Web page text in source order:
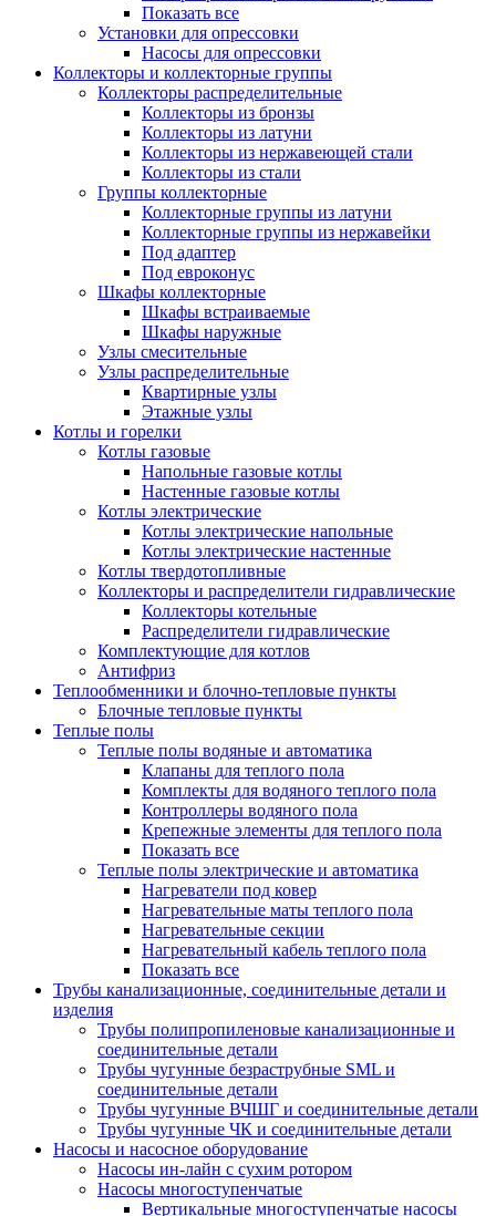
Показать все
Установки для опрессовки
Насосы для опрессовки
Коллекторы и коллекторные группы
Коллекторы распределительные
Коллекторы из бронзы
Коллекторы из латуни
Коллекторы из нержавеющей стали
Коллекторы из стали
Группы коллекторные
Коллекторные группы из латуни
Коллекторные группы из нержавейки
Под адаптер
Под евроконус
Шкафы коллекторные
Шкафы встраиваемые
Шкафы наружные
Узлы смесительные
Узлы распределительные
Квартирные узлы
Этажные узлы
Котлы и горелки
Котлы газовые
Напольные газовые котлы
Настенные газовые котлы
Котлы электрические
Котлы электрические напольные
Котлы электрические настенные
Котлы твердотопливные
Коллекторы и распределители гидравлические
Коллекторы котельные
Распределители гидравлические
Комплектующие для котлов
Антифриз
Теплообменники и блочно-тепловые пункты
Блочные тепловые пункты
Теплые полы
Теплые полы водяные и автоматика
Клапаны для теплого пола
Комплекты для водяного теплого пола
Контроллеры водяного пола
Крепежные элементы для теплого пола
Показать все
Теплые полы электрические и автоматика
Нагреватели под ковер
Нагревательные маты теплого пола
Нагревательные секции
Нагревательный кабель теплого пола
Показать все
Трубы канализационные, соединительные детали и
изделия
Трубы полипропиленовые канализационные и
соединительные детали
Трубы чугунные безраструбные SML и
соединительные детали
Трубы чугунные ВЧШГ и соединительные детали
Трубы чугунные ЧК и соединительные детали
Насосы и насосное оборудование
Насосы ин-лайн с сухим ротором
Насосы многоступенчатые
Вертикальные многоступенчатые насосы